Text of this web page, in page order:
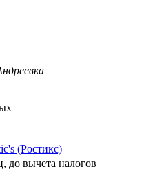
(Ростикс)
до вычета налогов